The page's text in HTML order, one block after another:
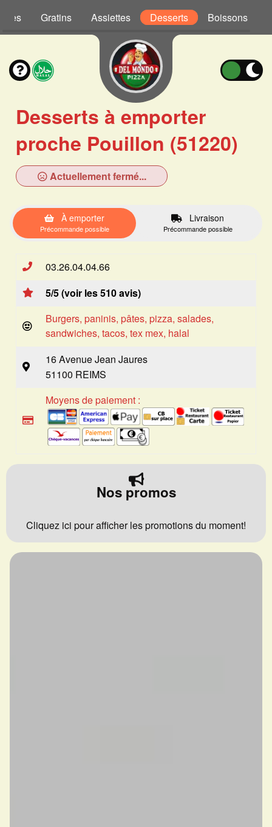
Gratins Assiettes Desserts Boissons
Desserts à emporter
proche Pouillon (51220)
Actuellement fermé...
À emporter
Précommande possible
Livraison
Précommande possible
03.26.04.04.66
5/5 (voir les 510 avis)
Burgers, paninis, pâtes, pizza, salades,
sandwiches, tacos, tex mex, halal
16 Avenue Jean Jaures
51100 REIMS
Moyens de paiement :
Nos promos
Cliquez ici pour afficher les promotions du moment!